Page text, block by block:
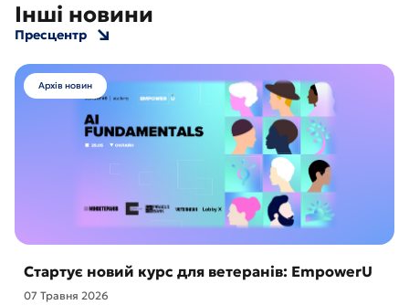
Інші новини
Пресцентр
Архів новин
Стартує новий курс для ветеранів: EmpowerU
07 Травня 2026